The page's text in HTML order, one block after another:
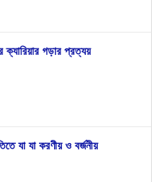
ক্যারিয়ার গড়ার প্রত্যয়
যা যা করণীয় ও বর্জনীয়